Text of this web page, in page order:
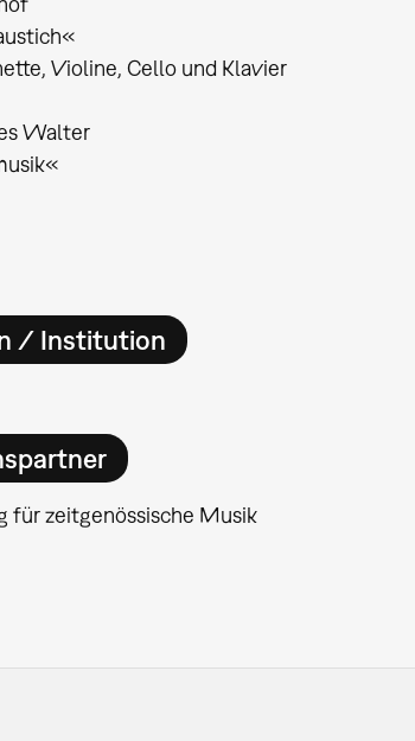
Violine, Cello und Klavier
Walter
/ Institution
für zeitgenössische Musik